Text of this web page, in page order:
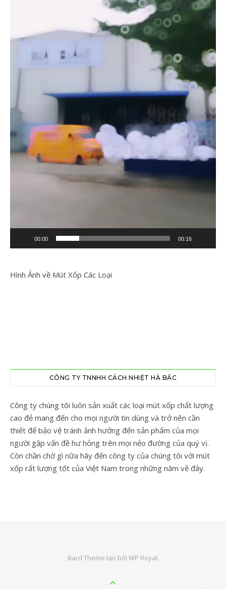
00:00 00:16
Hình Ảnh về Mút Xốp Các Loại
CÔNG TY TNNHH CÁCH NHIỆT HÀ BẮC
Công ty chúng tôi luôn sản xuất các loại mút xốp chất lượng
cao đẻ mang đến cho mọi người tin dùng và trở nên cần
thiết để bảo vệ tránh ảnh hưởng đến sản phẩm của mọi
người gặp vấn đề hư hỏng trên mọi nẻo đường của quý vị.
Còn chần chờ gì nữa hãy đến công ty của chúng tôi với mút
xốp rất lượng tốt của Việt Nam trong những năm về đây.
Bard Theme tạo bởi WP Royal.